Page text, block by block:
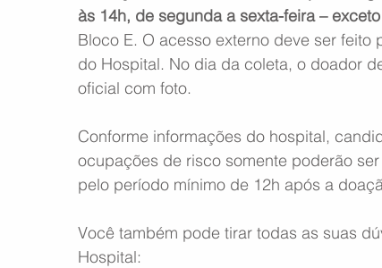
às 14h, de segunda a sexta-feira –
Bloco E. O acesso externo deve ser
do Hospital. No dia da coleta, o doador
oficial com foto.
Conforme informações do hospital,
ocupações de risco somente poderão
pelo período mínimo de 12h após a
Você também pode tirar todas as suas
Hospital: